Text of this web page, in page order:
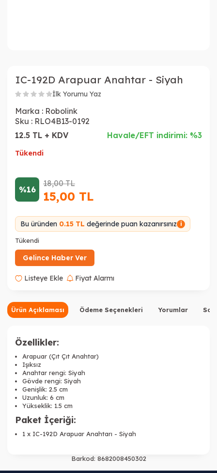
IC-192D Arapuar Anahtar - Siyah
İlk Yorumu Yaz
Marka : Robolink
Sku : RLO4B13-0192
12.5 TL + KDV
Havale/EFT indirimi: %3
Tükendi
%16
18,00TL
15,00 TL
Bu üründen 0.15 TL değerinde puan kazanırsınız i
Tükendi
Gelince Haber Ver
Listeye Ekle Fiyat Alarmı
Ürün Açıklaması Ödeme Seçenekleri Yorumlar
Özellikler:
Arapuar (Çıt Çıt Anahtar)
Işıksız
Anahtar rengi: Siyah
Gövde rengi: Siyah
Genişlik: 2.5 cm
Uzunluk: 6 cm
Yükseklik: 1.5 cm
Paket İçeriği:
1 x IC-192D Arapuar Anahtarı - Siyah
Barkod: 8682008450302